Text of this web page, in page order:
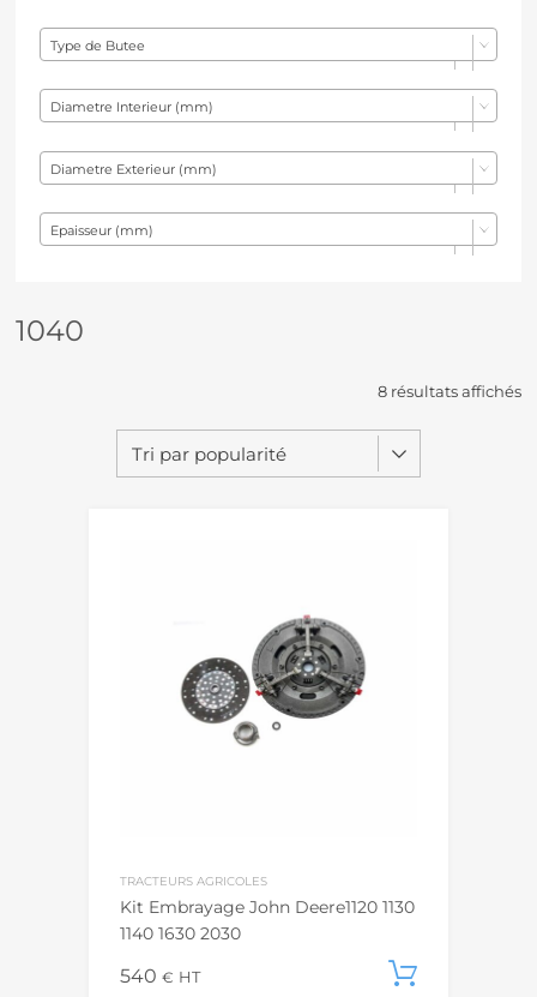
1040
8 résultats affichés
TRACTEURS AGRICOLES
Kit Embrayage John Deere1120 1130
1140 1630 2030
540 € HT
Type de Butee
Diametre Interieur (mm)
Diametre Exterieur (mm)
Epaisseur (mm)